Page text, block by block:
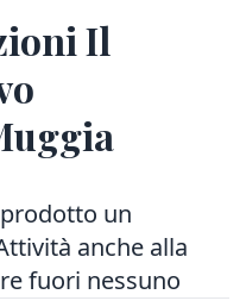
Il
un
anche alla
fuori nessuno